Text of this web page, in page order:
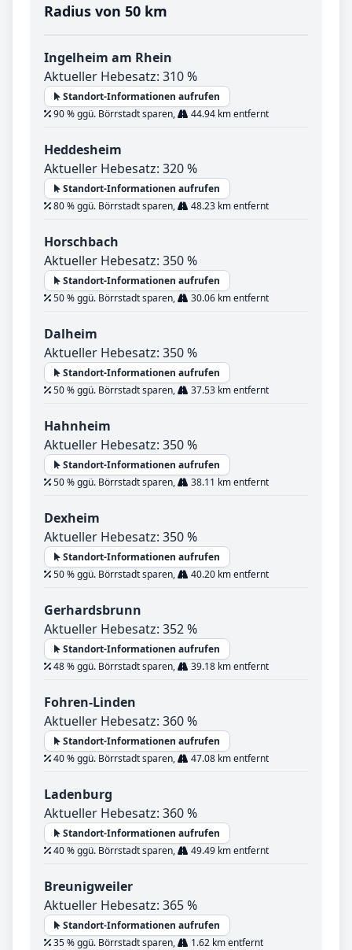
Radius von 50 km
Ingelheim am Rhein
Aktueller Hebesatz: 310 %
Standort-Informationen aufrufen
90 % ggü. Börrstadt sparen,
44.94 km entfernt
Heddesheim
Aktueller Hebesatz: 320 %
Standort-Informationen aufrufen
80 % ggü. Börrstadt sparen,
48.23 km entfernt
Horschbach
Aktueller Hebesatz: 350 %
Standort-Informationen aufrufen
50 % ggü. Börrstadt sparen,
30.06 km entfernt
Dalheim
Aktueller Hebesatz: 350 %
Standort-Informationen aufrufen
50 % ggü. Börrstadt sparen,
37.53 km entfernt
Hahnheim
Aktueller Hebesatz: 350 %
Standort-Informationen aufrufen
50 % ggü. Börrstadt sparen,
38.11 km entfernt
Dexheim
Aktueller Hebesatz: 350 %
Standort-Informationen aufrufen
50 % ggü. Börrstadt sparen,
40.20 km entfernt
Gerhardsbrunn
Aktueller Hebesatz: 352 %
Standort-Informationen aufrufen
48 % ggü. Börrstadt sparen,
39.18 km entfernt
Fohren-Linden
Aktueller Hebesatz: 360 %
Standort-Informationen aufrufen
40 % ggü. Börrstadt sparen,
47.08 km entfernt
Ladenburg
Aktueller Hebesatz: 360 %
Standort-Informationen aufrufen
40 % ggü. Börrstadt sparen,
49.49 km entfernt
Breunigweiler
Aktueller Hebesatz: 365 %
Standort-Informationen aufrufen
35 % ggü. Börrstadt sparen,
1.62 km entfernt